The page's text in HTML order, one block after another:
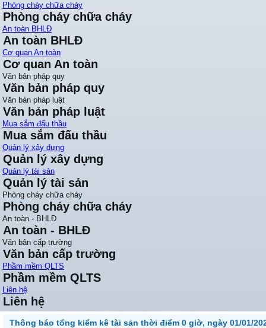
Phòng cháy chữa cháy
Phòng cháy chữa cháy
An toàn BHLĐ
An toàn BHLĐ
Cơ quan An toàn
Cơ quan An toàn
Văn bản pháp quy
Văn bản pháp quy
Văn bản pháp luật
Văn bản pháp luật
Mua sắm đấu thầu
Mua sắm đấu thầu
Quản lý xây dựng
Quản lý xây dựng
Quản lý tài sản
Quản lý tài sản
Phòng cháy chữa cháy
Phòng cháy chữa cháy
An toàn - BHLĐ
An toàn - BHLĐ
Văn bản cấp trường
Văn bản cấp trường
Phầm mềm QLTS
Phầm mềm QLTS
Liên hệ
Liên hệ
Thông báo tổng kiểm kê tài sản thời điểm 0 giờ, ngày 01/01/